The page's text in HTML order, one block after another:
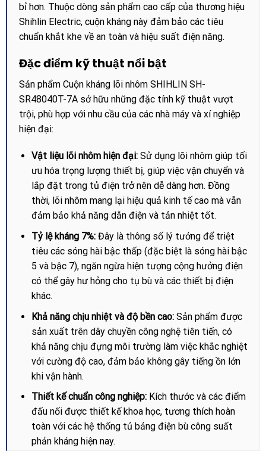
bỉ hơn. Thuộc dòng sản phẩm cao cấp của thương hiệu
Shihlin Electric, cuộn kháng này đảm bảo các tiêu
chuẩn khắt khe về an toàn và hiệu suất điện năng.
Đặc điểm kỹ thuật nổi bật
Sản phẩm Cuộn kháng lõi nhôm SHIHLIN SH-
SR48040T-7A sở hữu những đặc tính kỹ thuật vượt
trội, phù hợp với nhu cầu của các nhà máy và xí nghiệp
hiện đại:
Vật liệu lõi nhôm hiện đại:Sử dụng lõi nhôm giúp tối
ưu hóa trọng lượng thiết bị, giúp việc vận chuyển và
lắp đặt trong tủ điện trở nên dễ dàng hơn. Đồng
thời, lõi nhôm mang lại hiệu quả kinh tế cao mà vẫn
đảm bảo khả năng dẫn điện và tản nhiệt tốt.
Tỷ lệ kháng 7%:Đây là thông số lý tưởng để triệt
tiêu các sóng hài bậc thấp (đặc biệt là sóng hài bậc
5 và bậc 7), ngăn ngừa hiện tượng cộng hưởng điện
có thể gây hư hỏng cho tụ bù và các thiết bị điện
khác.
Khả năng chịu nhiệt và độ bền cao:Sản phẩm được
sản xuất trên dây chuyền công nghệ tiên tiến, có
khả năng chịu đựng môi trường làm việc khắc nghiệt
với cường độ cao, đảm bảo không gây tiếng ồn lớn
khi vận hành.
Thiết kế chuẩn công nghiệp:Kích thước và các điểm
đấu nối được thiết kế khoa học, tương thích hoàn
toàn với các hệ thống tủ bảng điện bù công suất
phản kháng hiện nay.